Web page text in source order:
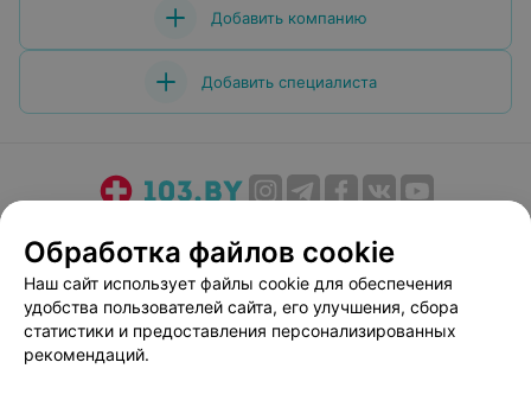
Добавить компанию
Добавить специалиста
Медицинский маркетинг
Публичный договор
Пользовательское соглашение
Способы оплаты
Вакансии
Партнеры
Написать руководителю 103.by
Обработка файлов cookie
Наш сайт использует файлы cookie для обеспечения
удобства пользователей сайта, его улучшения, сбора
статистики и предоставления персонализированных
рекомендаций.